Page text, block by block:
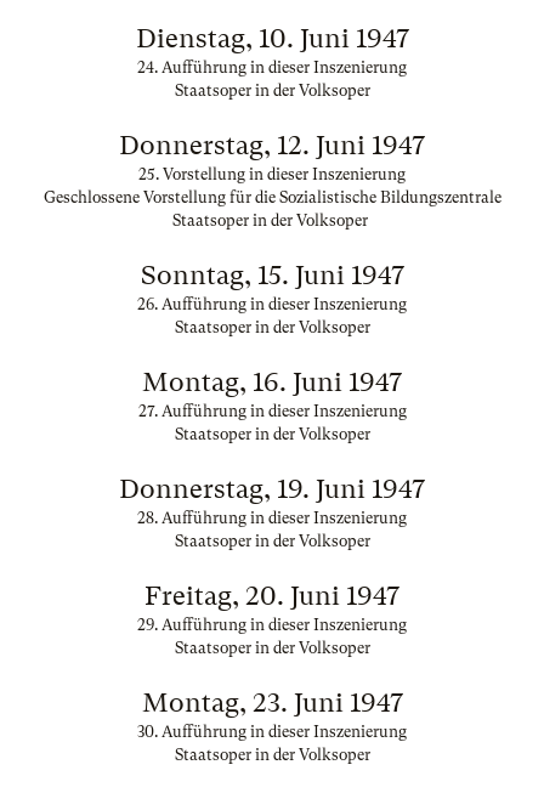
Dienstag, 10. Juni 1947
24. Aufführung in dieser Inszenierung
Staatsoper in der Volksoper
Donnerstag, 12. Juni 1947
25. Vorstellung in dieser Inszenierung
Geschlossene Vorstellung für die Sozialistische Bildungszentrale
Staatsoper in der Volksoper
Sonntag, 15. Juni 1947
26. Aufführung in dieser Inszenierung
Staatsoper in der Volksoper
Montag, 16. Juni 1947
27. Aufführung in dieser Inszenierung
Staatsoper in der Volksoper
Donnerstag, 19. Juni 1947
28. Aufführung in dieser Inszenierung
Staatsoper in der Volksoper
Freitag, 20. Juni 1947
29. Aufführung in dieser Inszenierung
Staatsoper in der Volksoper
Montag, 23. Juni 1947
30. Aufführung in dieser Inszenierung
Staatsoper in der Volksoper